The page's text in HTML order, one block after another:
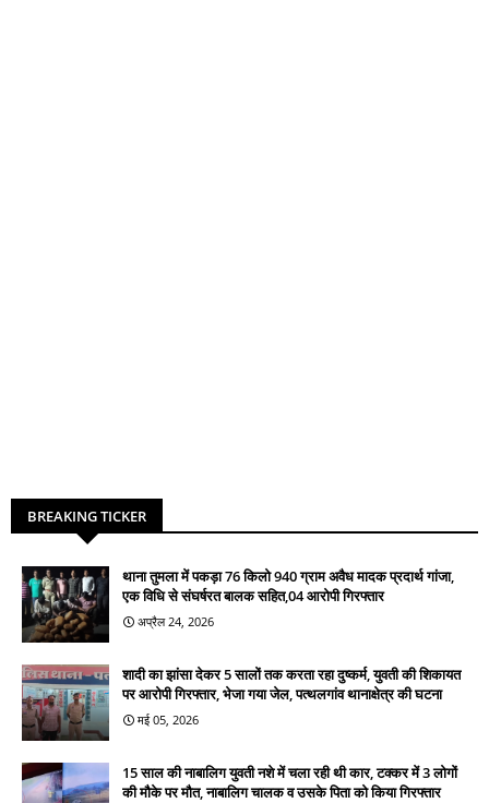
BREAKING TICKER
थाना तुमला में पकड़ा 76 किलो 940 ग्राम अवैध मादक प्रदार्थ गांजा,
एक विधि से संघर्षरत बालक सहित,04 आरोपी गिरफ्तार
अप्रैल 24, 2026
शादी का झांसा देकर 5 सालों तक करता रहा दुष्कर्म, युवती की शिकायत
पर आरोपी गिरफ्तार, भेजा गया जेल, पत्थलगांव थानाक्षेत्र की घटना
मई 05, 2026
15 साल की नाबालिग युवती नशे में चला रही थी कार, टक्कर में 3 लोगों
की मौके पर मौत, नाबालिग चालक व उसके पिता को किया गिरफ्तार